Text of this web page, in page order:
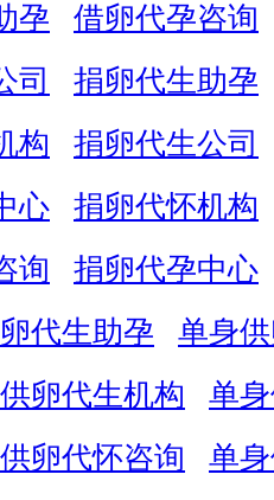
孕 借卵代孕咨询
司 捐卵代生助孕
构 捐卵代生公司
心 捐卵代怀机构
询 捐卵代孕中心
代生助孕
单身
卵代生机构
单
卵代怀咨询
单